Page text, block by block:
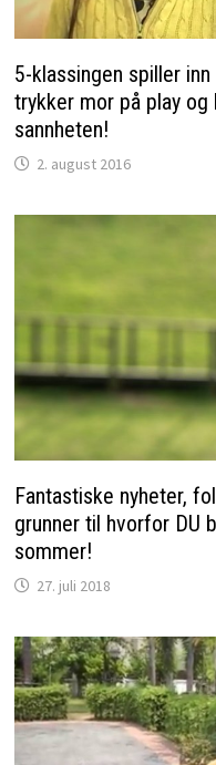
5-klassingen spiller
trykker mor på play og
sannheten!
2. august 2016
Fantastiske nyheter,
grunner til hvorfor DU
sommer!
27. juli 2018